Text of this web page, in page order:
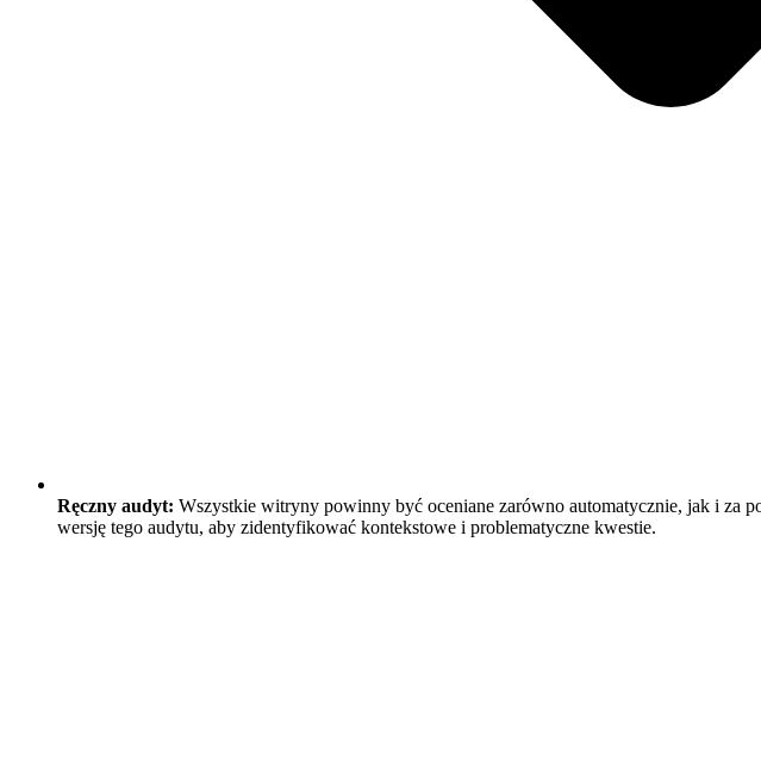
Ręczny audyt: Wszystkie witryny powinny być oceniane zarówno automatycznie, jak i za
wersję tego audytu, aby zidentyfikować kontekstowe i problematyczne kwestie.